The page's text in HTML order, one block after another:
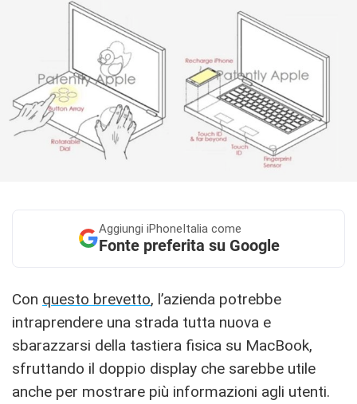
Aggiungi iPhoneItalia come
Fonte preferita su Google
Con questo brevetto, l’azienda potrebbe
intraprendere una strada tutta nuova e
sbarazzarsi della tastiera fisica su MacBook,
sfruttando il doppio display che sarebbe utile
anche per mostrare più informazioni agli utenti.